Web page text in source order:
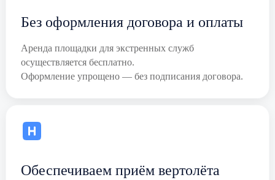
Без оформления договора и оплаты
Аренда площадки для экстренных служб
осуществляется бесплатно.
Оформление упрощено — без подписания договора.
Обеспечиваем приём вертолёта